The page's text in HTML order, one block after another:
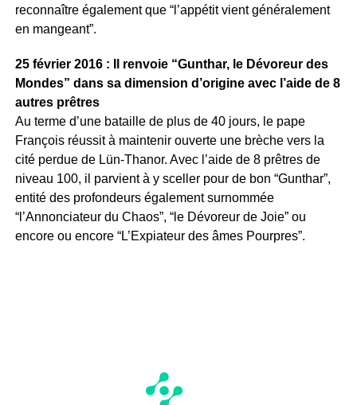
reconnaître également que “l’appétit vient généralement
en mangeant”.
25 février 2016 : Il renvoie “Gunthar, le Dévoreur des
Mondes” dans sa dimension d’origine avec l’aide de 8
autres prêtres
Au terme d’une bataille de plus de 40 jours, le pape
François réussit à maintenir ouverte une brèche vers la
cité perdue de Lün-Thanor. Avec l’aide de 8 prêtres de
niveau 100, il parvient à y sceller pour de bon “Gunthar”,
entité des profondeurs également surnommée
“l’Annonciateur du Chaos”, “le Dévoreur de Joie” ou
encore ou encore “L’Expiateur des âmes Pourpres”.